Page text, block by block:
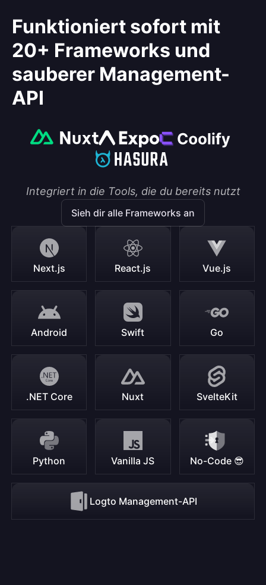
Funktioniert sofort mit
20+ Frameworks und
sauberer Management-
API
Integriert in die Tools, die du bereits nutzt
Sieh dir alle Frameworks an
Next.js React.js Vue.js
Android Swift Go
.NET Core Nuxt SvelteKit
Python Vanilla JS No-Code 😎
Logto Management-API